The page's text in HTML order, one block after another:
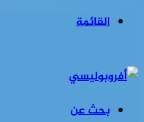
القائمة
بحث عن